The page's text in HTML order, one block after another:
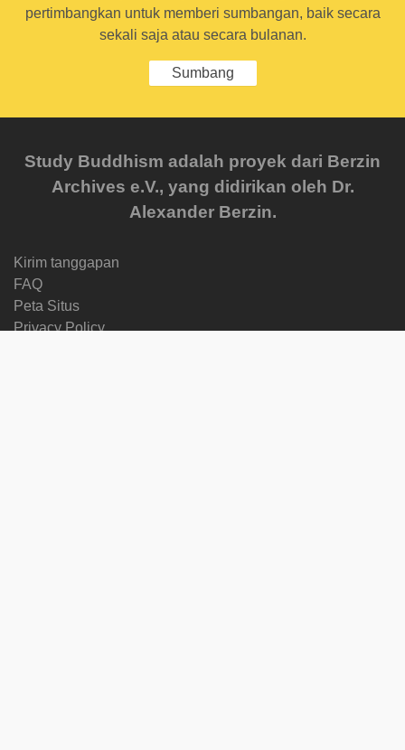
pertimbangkan untuk memberi sumbangan, baik secara
sekali saja atau secara bulanan.
Sumbang
Study Buddhism adalah proyek dari Berzin
Archives e.V., yang didirikan oleh Dr.
Alexander Berzin.
Kirim tanggapan
FAQ
Peta Situs
Privacy Policy